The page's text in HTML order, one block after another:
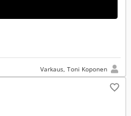
Varkaus, Toni Koponen